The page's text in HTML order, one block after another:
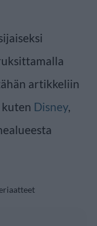
artikkeliin
Disney,